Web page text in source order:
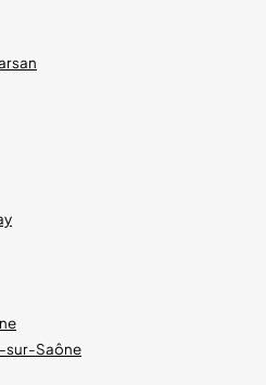
sur-Saône